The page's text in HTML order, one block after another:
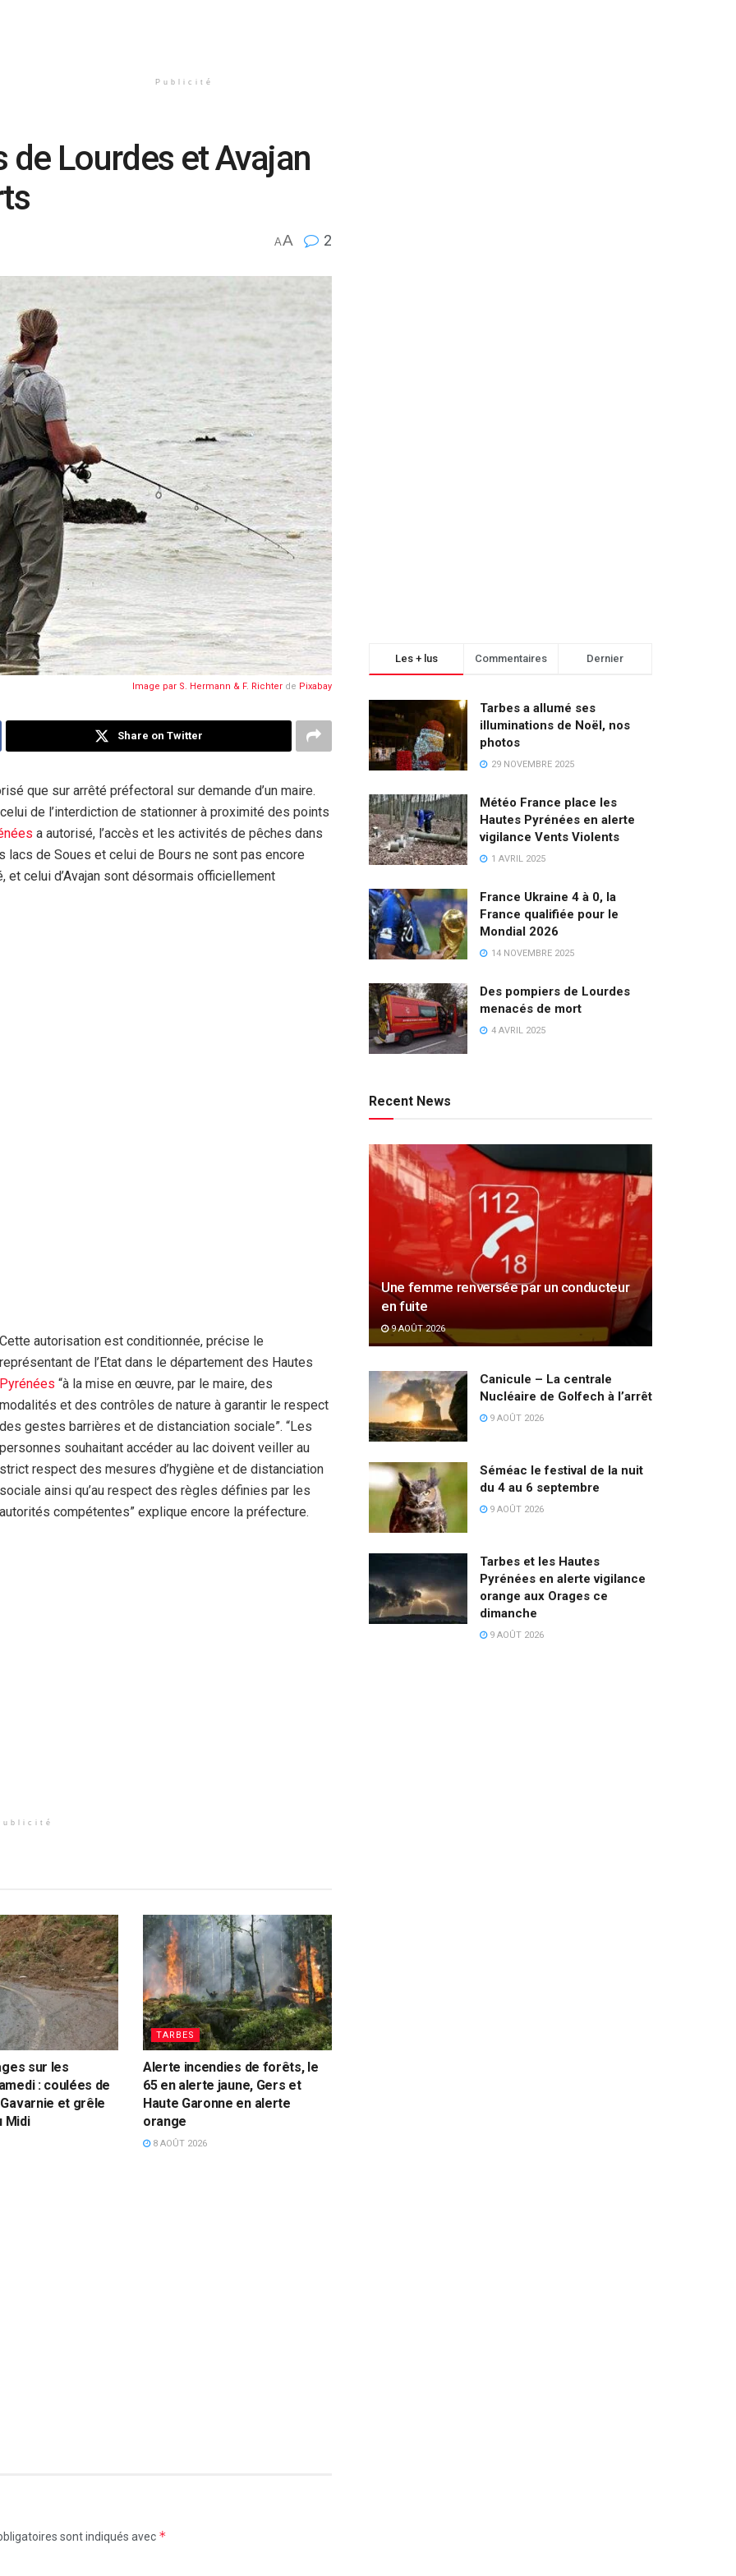
Publicité
de Lourdes et Avajan
AA 2
Image par S. Hermann & F. Richter de Pixabay
Share on Twitter
que sur arrêté préfectoral sur demande d’un maire.
de l’interdiction de stationner à proximité des points
a autorisé, l’accès et les activités de pêches dans
lacs de Soues et celui de Bours ne sont pas encore
et celui d’Avajan sont désormais officiellement
Cette autorisation est conditionnée, précise le
représentant de l’Etat dans le département des Hautes
Pyrénées “à la mise en œuvre, par le maire, des
modalités et des contrôles de nature à garantir le respect
des gestes barrières et de distanciation sociale”. “Les
personnes souhaitant accéder au lac doivent veiller au
strict respect des mesures d’hygiène et de distanciation
sociale ainsi qu’au respect des règles définies par les
autorités compétentes” explique encore la préfecture.
sur les
: coulées de
et grêle
Midi
TARBES
Alerte incendies de forêts, le
65 en alerte jaune, Gers et
Haute Garonne en alerte
orange
8 AOÛT 2026
sont indiqués avec *
Les + lus Commentaires Dernier
Tarbes a allumé ses
illuminations de Noël, nos
photos
29 NOVEMBRE 2025
Météo France place les
Hautes Pyrénées en alerte
vigilance Vents Violents
1 AVRIL 2025
France Ukraine 4 à 0, la
France qualifiée pour le
Mondial 2026
14 NOVEMBRE 2025
Des pompiers de Lourdes
menacés de mort
4 AVRIL 2025
Recent News
Une femme renversée par un conducteur
en fuite
9 AOÛT 2026
Canicule – La centrale
Nucléaire de Golfech à l’arrêt
9 AOÛT 2026
Séméac le festival de la nuit
du 4 au 6 septembre
9 AOÛT 2026
Tarbes et les Hautes
Pyrénées en alerte vigilance
orange aux Orages ce
dimanche
9 AOÛT 2026